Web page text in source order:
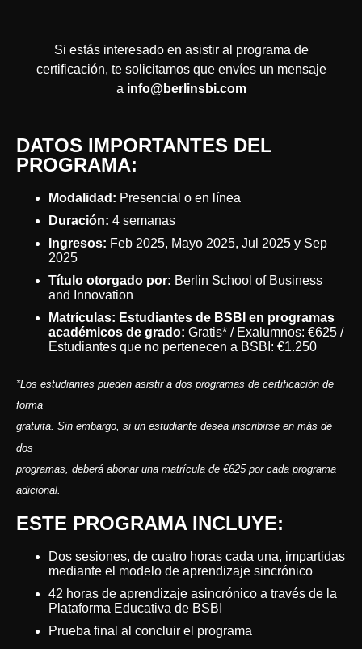
Si estás interesado en asistir al programa de
certificación, te solicitamos que envíes un mensaje
a info@berlinsbi.com
DATOS IMPORTANTES DEL
PROGRAMA:
Modalidad: Presencial o en línea
Duración: 4 semanas
Ingresos: Feb 2025, Mayo 2025, Jul 2025 y Sep
2025
Título otorgado por: Berlin School of Business
and Innovation
Matrículas: Estudiantes de BSBI en programas
académicos de grado: Gratis* / Exalumnos: €625 /
Estudiantes que no pertenecen a BSBI: €1.250
*Los estudiantes pueden asistir a dos programas de certificación de
forma
gratuita. Sin embargo, si un estudiante desea inscribirse en más de
dos
programas, deberá abonar una matrícula de €625 por cada programa
adicional.
ESTE PROGRAMA INCLUYE:
Dos sesiones, de cuatro horas cada una, impartidas
mediante el modelo de aprendizaje sincrónico
42 horas de aprendizaje asincrónico a través de la
Plataforma Educativa de BSBI
Prueba final al concluir el programa